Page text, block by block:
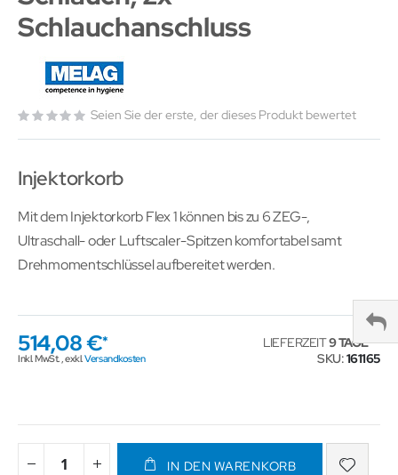
Schlauchanschluss
Seien Sie der erste, der dieses Produkt bewertet
Injektorkorb
Mit dem Injektorkorb Flex 1 können bis zu 6 ZEG-,
Ultraschall- oder Luftscaler-Spitzen komfortabel samt
Drehmomentschlüssel aufbereitet werden.
514,08 €
Inkl. MwSt.,exkl.Versandkosten
LIEFERZEIT9 TAGE
SKU 161165
IN DEN WARENKORB